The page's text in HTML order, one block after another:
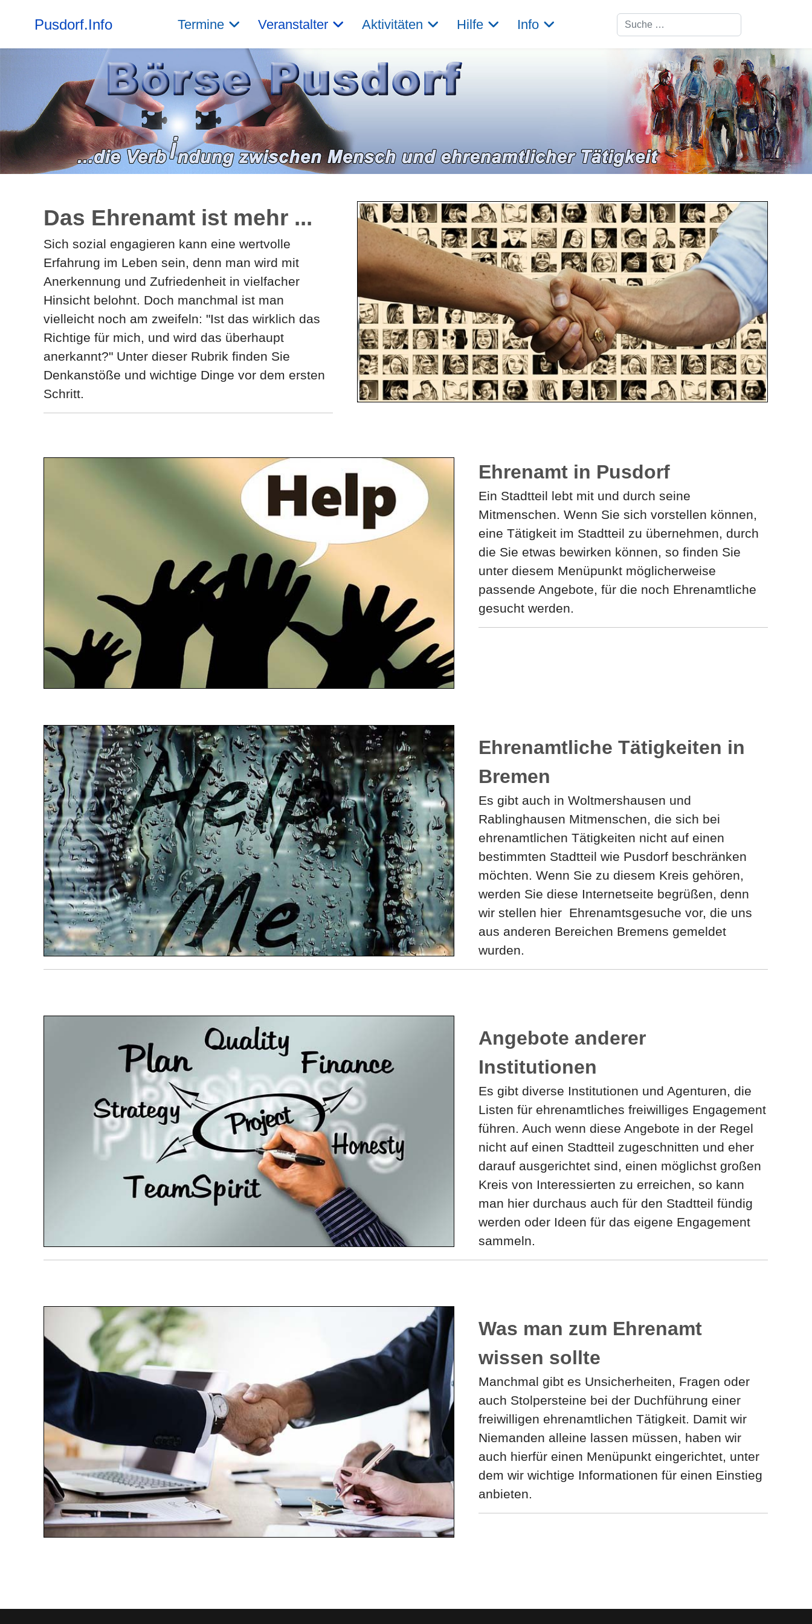
Pusdorf.Info Termine Veranstalter Aktivitäten Hilfe Info Suchen
Das Ehrenamt ist mehr ...
Sich sozial engagieren kann eine wertvolle
Erfahrung im Leben sein, denn man wird mit
Anerkennung und Zufriedenheit in vielfacher
Hinsicht belohnt. Doch manchmal ist man
vielleicht noch am zweifeln: "Ist das wirklich das
Richtige für mich, und wird das überhaupt
anerkannt?" Unter dieser Rubrik finden Sie
Denkanstöße und wichtige Dinge vor dem ersten
Schritt.
Ehrenamt in Pusdorf
Ein Stadtteil lebt mit und durch seine
Mitmenschen. Wenn Sie sich vorstellen können,
eine Tätigkeit im Stadtteil zu übernehmen, durch
die Sie etwas bewirken können, so finden Sie
unter diesem Menüpunkt möglicherweise
passende Angebote, für die noch Ehrenamtliche
gesucht werden.
Ehrenamtliche Tätigkeiten in
Bremen
Es gibt auch in Woltmershausen und
Rablinghausen Mitmenschen, die sich bei
ehrenamtlichen Tätigkeiten nicht auf einen
bestimmten Stadtteil wie Pusdorf beschränken
möchten. Wenn Sie zu diesem Kreis gehören,
werden Sie diese Internetseite begrüßen, denn
wir stellen hier Ehrenamtsgesuche vor, die uns
aus anderen Bereichen Bremens gemeldet
wurden.
Angebote anderer
Institutionen
Es gibt diverse Institutionen und Agenturen, die
Listen für ehrenamtliches freiwilliges Engagement
führen. Auch wenn diese Angebote in der Regel
nicht auf einen Stadtteil zugeschnitten und eher
darauf ausgerichtet sind, einen möglichst großen
Kreis von Interessierten zu erreichen, so kann
man hier durchaus auch für den Stadtteil fündig
werden oder Ideen für das eigene Engagement
sammeln.
Was man zum Ehrenamt
wissen sollte
Manchmal gibt es Unsicherheiten, Fragen oder
auch Stolpersteine bei der Duchführung einer
freiwilligen ehrenamtlichen Tätigkeit. Damit wir
Niemanden alleine lassen müssen, haben wir
auch hierfür einen Menüpunkt eingerichtet, unter
dem wir wichtige Informationen für einen Einstieg
anbieten.